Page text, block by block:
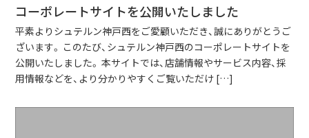
コーポレートサイトを公開いたしました
平素よりシュテルン神戸西をご愛顧いただき、誠にありがとうご
ざいます。 このたび、シュテルン神戸西のコーポレートサイトを
公開いたしました。 本サイトでは、店舗情報やサービス内容、採
用情報などを、より分かりやすくご覧いただけ […]